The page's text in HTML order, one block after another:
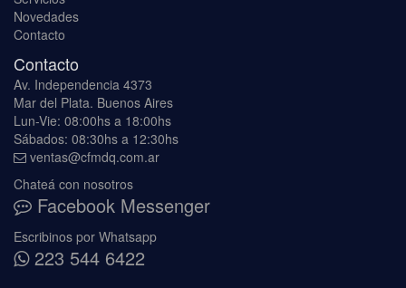
Novedades
Contacto
Contacto
Av. Independencia 4373
Mar del Plata. Buenos Aires
Lun-Vie: 08:00hs a 18:00hs
Sábados: 08:30hs a 12:30hs
ventas@cfmdq.com.ar
Chateá con nosotros
Facebook Messenger
Escribinos por Whatsapp
223 544 6422